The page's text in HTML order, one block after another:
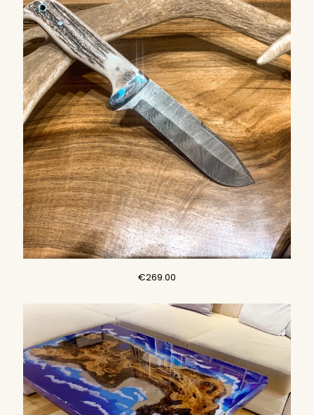
était :
€289.00.
est :
€249.00.
€269.00